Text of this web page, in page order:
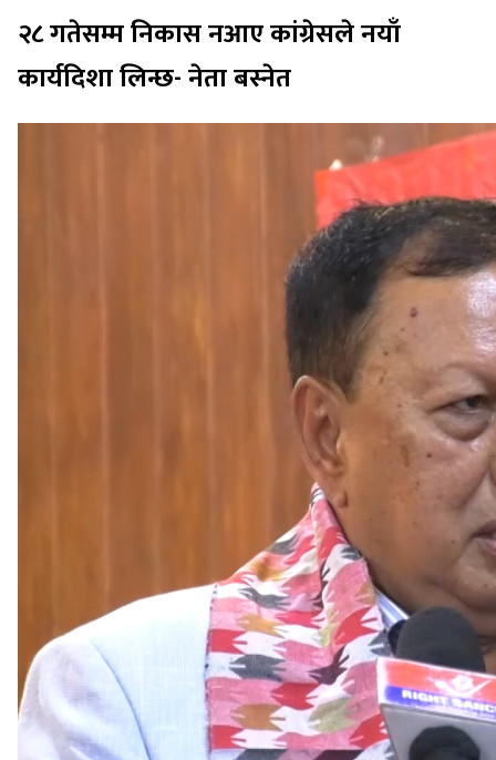
२८ गतेसम्म निकास नआए कांग्रेसले नयाँ
कार्यदिशा लिन्छ- नेता बस्नेत